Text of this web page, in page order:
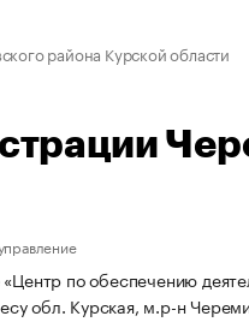
района Курской области
по обеспечению
обл. Курская, м.р-н